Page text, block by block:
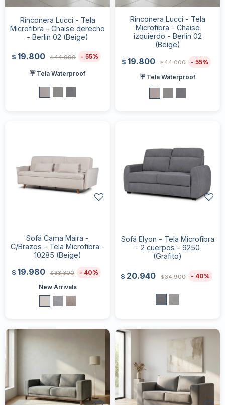
Rinconera Lucci - Tela
Microfibra - Chaise derecho
- Berlin 02 (Beige)
$ 19.800 $44.000 55
☔ Tela Waterproof
Rinconera Lucci - Tela
Microfibra - Chaise
izquierdo - Berlin 02
(Beige)
$ 19.800 $44.000
55
☔ Tela Waterproof
Sofá Cama Maira -
C/Brazos - Tela Microfibra -
10285 (Beige)
$ 19.980 $33.300
40
New Arrivals
Sofá Elyon - Tela Microfibra
- 2 cuerpos - 9250
(Grafito)
$ 20.940 $34.900 40